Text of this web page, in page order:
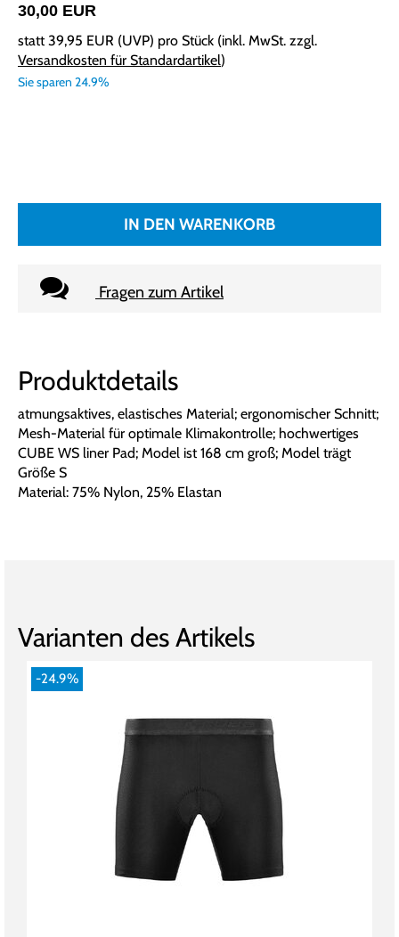
30,00 EUR
statt39,95 EUR (UVP) pro Stück (inkl. MwSt. zzgl.
Versandkosten für Standardartikel)
Sie sparen 24.9%
IN DEN WARENKORB
Fragen zum Artikel
Produktdetails
atmungsaktives, elastisches Material; ergonomischer Schnitt;
Mesh-Material für optimale Klimakontrolle; hochwertiges
CUBE WS liner Pad; Model ist 168 cm groß; Model trägt
Größe S
Material: 75% Nylon, 25% Elastan
Varianten des Artikels
-24.9%